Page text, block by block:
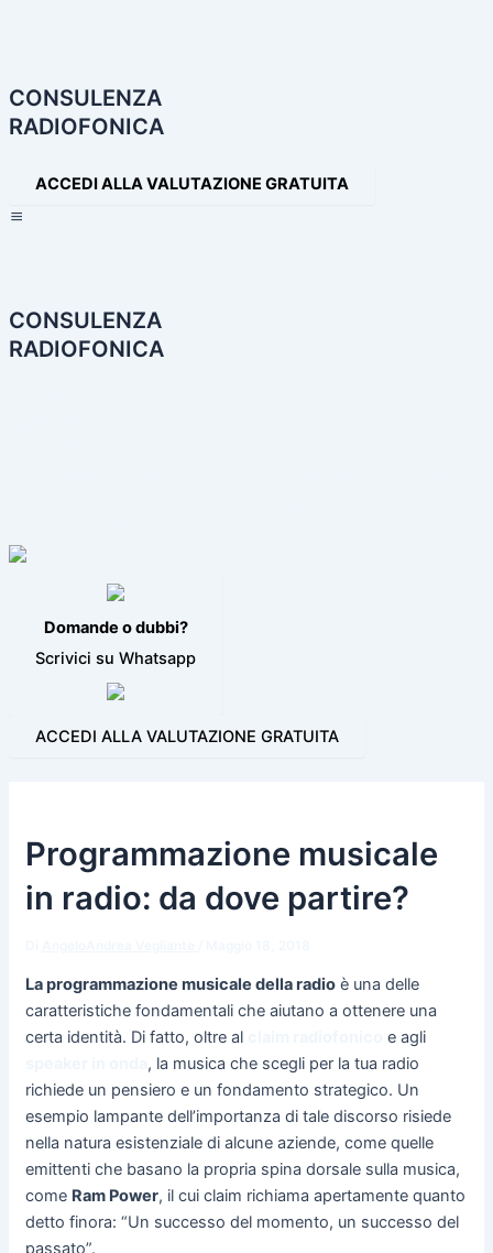
CONSULENZA
RADIOFONICA
ACCEDI ALLA VALUTAZIONE GRATUITA
CONSULENZA
RADIOFONICA
Domande o dubbi?
Scrivici su Whatsapp
ACCEDI ALLA VALUTAZIONE GRATUITA
Programmazione musicale
in radio: da dove partire?
La programmazione musicale della radioè una delle
caratteristiche fondamentali che aiutano a ottenere una
certa identità. Di fatto, oltre al
e agli
, la musica che scegli per la tua radio
richiede un pensiero e un fondamento strategico. Un
esempio lampante dell’importanza di tale discorso risiede
nella natura esistenziale di alcune aziende, come quelle
emittenti che basano la propria spina dorsale sulla musica,
come Ram Power, il cui claim richiama apertamente quanto
detto finora: “Un successo del momento, un successo del
passato”.